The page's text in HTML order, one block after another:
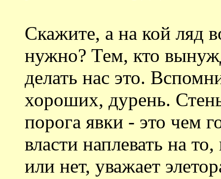
Скажите, а на кой ляд
нужно? Тем, кто
делать нас это.
хороших, дурень.
порога явки - это чем
власти наплевать на
или нет, уважает